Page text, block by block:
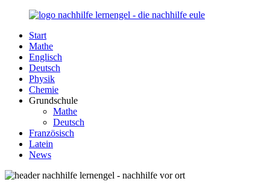
Zurück
Inhalt
Nachhilfe-
Lernengel.de
Unsere
Nachhilfe-
Eule
berät
zum
Damit
Lernen
Spaß
Start
Mathe
Englisch
Deutsch
Physik
Chemie
Grundschule
Mathe
Deutsch
Französisch
Latein
News